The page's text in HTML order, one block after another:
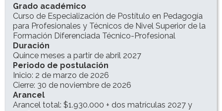
INFORMACIÓN DEL PROGRAMA
Grado académico
Curso de Especialización de Postítulo en Pedagogía
para Profesionales y Técnicos de Nivel Superior de la
Formación Diferenciada Técnico-Profesional
Duración
Quince meses a partir de abril 2027
Periodo de postulación
Inicio: 2 de marzo de 2026
Cierre: 30 de noviembre de 2026
Arancel
Arancel total: $1.930.000 + dos matrículas 2027 y